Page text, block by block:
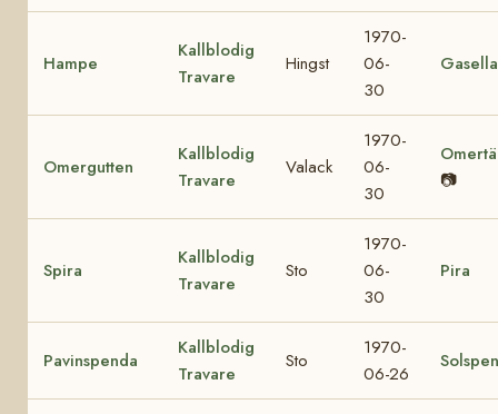
Hampe
Kallblodig
Travare
Hingst
1970-
06-
30
Gasella
Omergutten
Kallblodig
Travare
Valack
1970-
06-
30
📷
Spira
Kallblodig
Travare
Sto
1970-
06-
30
Pira
Pavinspenda
Kallblodig
Travare
Sto
1970-
06-26